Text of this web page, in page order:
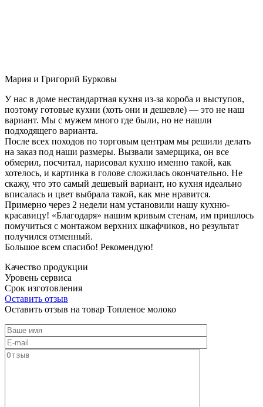
Мария и Григорий Бурковы
У нас в доме нестандартная кухня из-за короба и выступов,
поэтому готовые кухни (хоть они и дешевле) — это не наш
вариант. Мы с мужем много где были, но не нашли
подходящего варианта.
После всех походов по торговым центрам мы решили делать
на заказ под наши размеры. Вызвали замерщика, он все
обмерил, посчитал, нарисовал кухню именно такой, как
хотелось, и картинка в голове сложилась окончательно. Не
скажу, что это самый дешевый вариант, но кухня идеально
вписалась и цвет выбрала такой, как мне нравится.
Примерно через 2 недели нам установили нашу кухню-
красавицу! «Благодаря» нашим кривым стенам, им пришлось
помучиться с монтажом верхних шкафчиков, но результат
получился отменный.
Большое всем спасибо! Рекомендую!
Качество продукции
Уровень сервиса
Срок изготовления
Оставить отзыв
Оставить отзыв на товар Топленое молоко